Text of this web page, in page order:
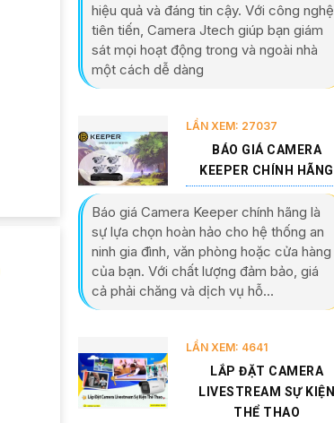
hiệu quả và đáng tin cậy. Với công nghệ
tiên tiến, Camera Jtech giúp bạn giám
sát mọi hoạt động trong và ngoài nhà
một cách dễ dàng
LẦN XEM: 27037
BÁO GIÁ CAMERA
KEEPER CHÍNH HÃNG
Báo giá Camera Keeper chính hãng là
sự lựa chọn hoàn hảo cho hệ thống an
ninh gia đình, văn phòng hoặc cửa hàng
của bạn. Với chất lượng đảm bảo, giá
cả phải chăng và dịch vụ hỗ...
LẦN XEM: 4641
LẮP ĐẶT CAMERA
LIVESTREAM SỰ KIỆN
THỂ THAO